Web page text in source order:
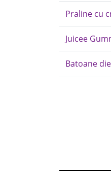
Praline cu
Juicee
Batoane